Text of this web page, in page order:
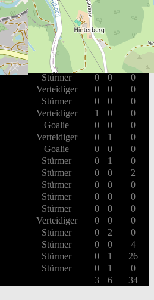
Verteidiger 0
Verteidiger 0
2
Stürmer 0
Verteidiger 0 0
0
Stürmer
0
Verteidiger 0
0
Stürmer 0 0
0
Verteidiger 0 0
0
Stürmer 0 0
0
Verteidiger 1 0
0
Goalie 0 0
0
Verteidiger 0 1
0
Goalie 0 0
0
Stürmer 0 1
0
Stürmer 0 0
2
Stürmer 0 0
0
Stürmer 0 0
0
Stürmer 0 0
0
Verteidiger 0 0
0
Stürmer 0 2
0
Stürmer 0 0
4
Stürmer 0 1
26
Stürmer 0 1
0
3 6 34